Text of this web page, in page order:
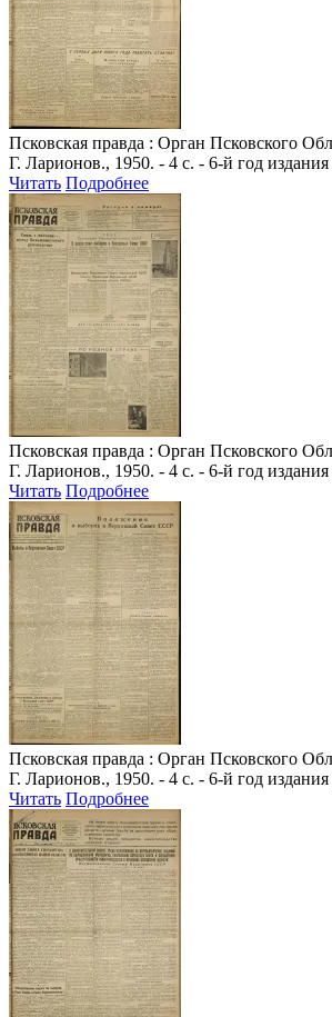
Псковская правда : Орган Псковского
Г. Ларионов., 1950. - 4 с. - 6-й год
Читать Подробнее
Псковская правда : Орган Псковского
Г. Ларионов., 1950. - 4 с. - 6-й год
Читать Подробнее
Псковская правда : Орган Псковского
Г. Ларионов., 1950. - 4 с. - 6-й год
Читать Подробнее